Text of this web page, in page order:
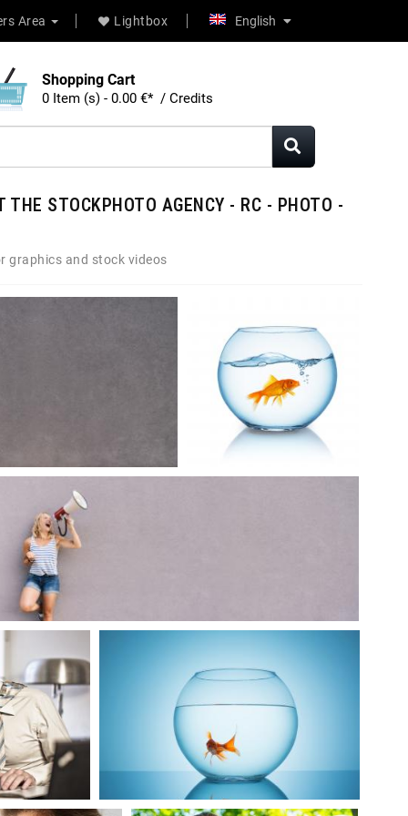
Area Lightbox English
Shopping Cart
0 Item (s) - 0.00 €* / Credits
STOCKPHOTO AGENCY - RC - PHOTO -
graphics and stock videos